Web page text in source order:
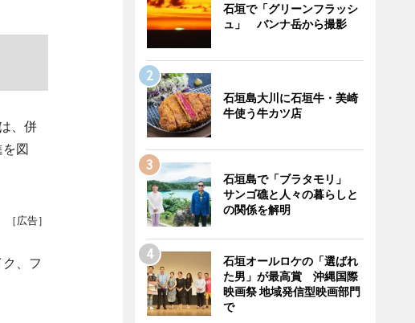
、併
図
［広告］
、フ
石垣で「グリーンフラッシ
ュ」 バンナ岳から撮影
石垣島大川に石垣牛・美崎
牛使う牛カツ店
石垣島で「ブラタモリ」
サンゴ礁と人々の暮らしと
の関係を解明
石垣オールロケの「選ばれ
た男」が最高賞 沖縄国際
映画祭 地域発信型映画部門
で